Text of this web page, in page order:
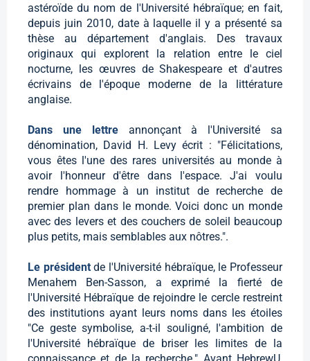
astéroïde du nom de l'Université hébraïque; en fait,
depuis juin 2010, date à laquelle il y a présenté sa
thèse au département d'anglais. Des travaux
originaux qui explorent la relation entre le ciel
nocturne, les œuvres de Shakespeare et d'autres
écrivains de l'époque moderne de la littérature
anglaise.
Dans une lettre annonçant à l'Université sa
dénomination, David H. Levy écrit : "Félicitations,
vous êtes l'une des rares universités au monde à
avoir l'honneur d'être dans l'espace. J'ai voulu
rendre hommage à un institut de recherche de
premier plan dans le monde. Voici donc un monde
avec des levers et des couchers de soleil beaucoup
plus petits, mais semblables aux nôtres.".
Le présidentde l'Université hébraïque, le Professeur
Menahem Ben-Sasson, a exprimé la fierté de
l'Université Hébraïque de rejoindre le cercle restreint
des institutions ayant leurs noms dans les étoiles
"Ce geste symbolise, a-t-il souligné, l'ambition de
l'Université hébraïque de briser les limites de la
connaissance et de la recherche." Avant HebrewU,